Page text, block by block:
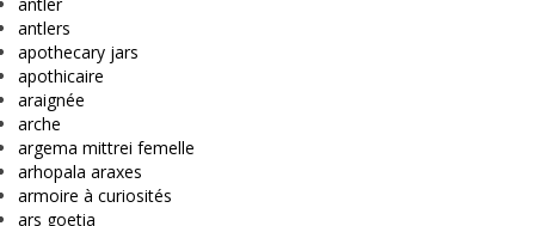
antlers
apothecary jars
apothicaire
araignée
arche
argema mittrei femelle
arhopala araxes
armoire à curiosités
ars goetia